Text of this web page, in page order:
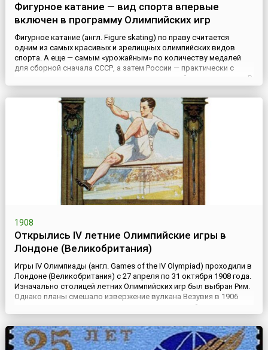
Фигурное катание — вид спорта впервые
включен в программу Олимпийских игр
Фигурное катание (англ. Figure skating) по праву считается
одним из самых красивых и зрелищных олимпийских видов
спорта. А еще — самым «урожайным» по количеству медалей
для сборной сначала СССР, а затем России — практически с
первого года вхождения его в список олимпийских дисциплин. В
этом виде спорта участвуют либо спортсмены-одиночки, либо
спортивные пары — они изящно и грациозно скользят н...
1908
Открылись IV летние Олимпийские игры в
Лондоне (Великобритания)
Игры IV Олимпиады (англ. Games of the IV Olympiad) проходили в
Лондоне (Великобритания) с 27 апреля по 31 октября 1908 года.
Изначально столицей летних Олимпийских игр был выбран Рим.
Однако планы смешало извержение вулкана Везувия в 1906
году, от которого сильно пострадал итальянский город
Неаполь. Решив, что восстановление Неаполя станет и без того
сильной нагрузкой на бюджет государства, пр...